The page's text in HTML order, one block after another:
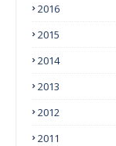
2016
2015
2014
2013
2012
2011